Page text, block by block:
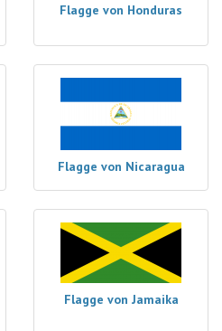
Flagge von Honduras
Flagge von Nicaragua
Flagge von Jamaika